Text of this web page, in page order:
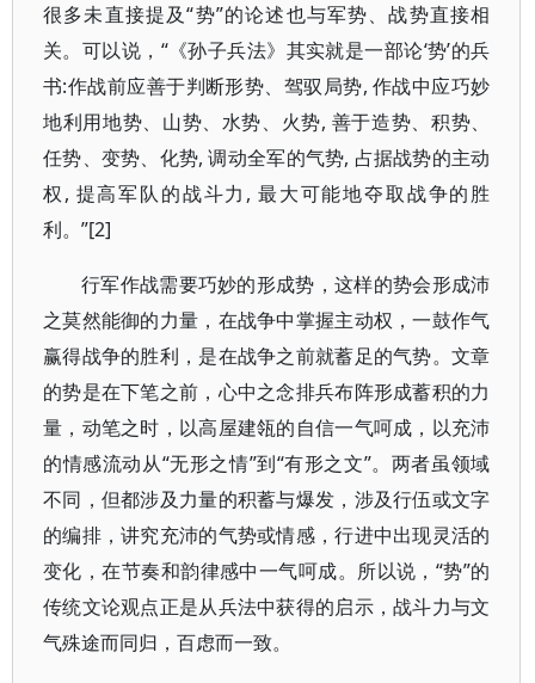
很多未直接提及“势”的论述也与军势、战势直接相
关。可以说，“《孙子兵法》其实就是一部论‘势’的兵
书:作战前应善于判断形势、驾驭局势, 作战中应巧妙
地利用地势、山势、水势、火势, 善于造势、积势、
任势、变势、化势, 调动全军的气势, 占据战势的主动
权, 提高军队的战斗力, 最大可能地夺取战争的胜
利。”[2]
行军作战需要巧妙的形成势，这样的势会形成沛
之莫然能御的力量，在战争中掌握主动权，一鼓作气
赢得战争的胜利，是在战争之前就蓄足的气势。文章
的势是在下笔之前，心中之念排兵布阵形成蓄积的力
量，动笔之时，以高屋建瓴的自信一气呵成，以充沛
的情感流动从“无形之情”到“有形之文”。两者虽领域
不同，但都涉及力量的积蓄与爆发，涉及行伍或文字
的编排，讲究充沛的气势或情感，行进中出现灵活的
变化，在节奏和韵律感中一气呵成。所以说，“势”的
传统文论观点正是从兵法中获得的启示，战斗力与文
气殊途而同归，百虑而一致。